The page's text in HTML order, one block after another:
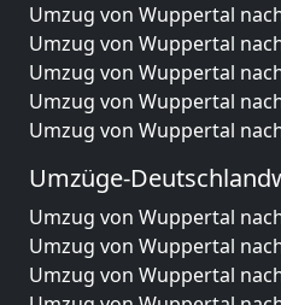
Umzug von Wuppertal
Umzug von Wuppertal
Umzug von Wuppertal
Umzug von Wuppertal
Umzug von Wuppertal
Umzüge-
Umzug von Wuppertal
Umzug von Wuppertal
Umzug von Wuppertal